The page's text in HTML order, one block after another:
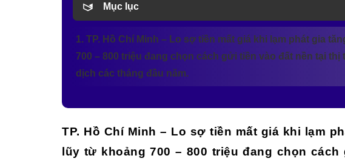
Mục lục
1. TP. Hồ Chí Minh – Lo sợ tiền mất giá khi lạm phát gia
700 – 800 triệu đang chọn cách gửi tiền vào đất nền tại
dịch các tháng đầu năm.
TP. Hồ Chí Minh – Lo sợ tiền mất giá khi lạm
lũy từ khoảng 700 – 800 triệu đang chọn